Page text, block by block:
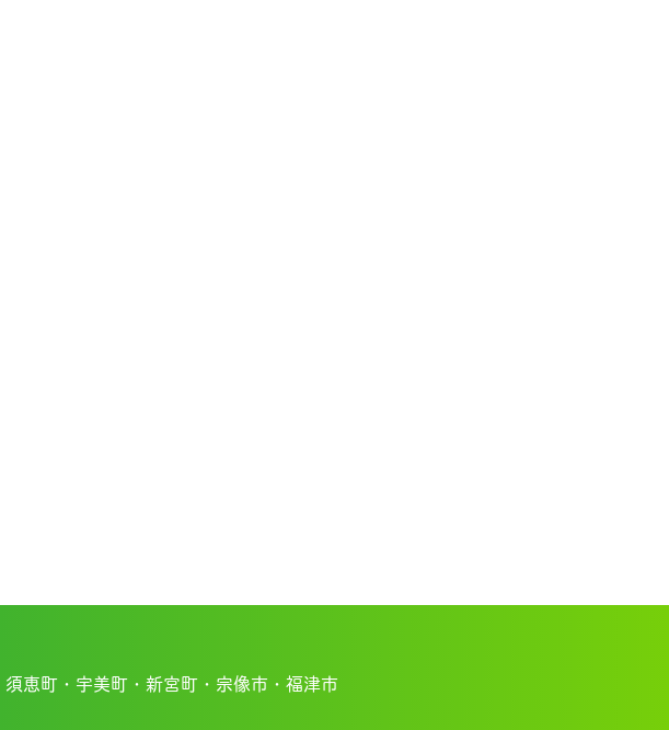
須恵町・ 宇美町・ 新宮町・ 宗像市・福津市